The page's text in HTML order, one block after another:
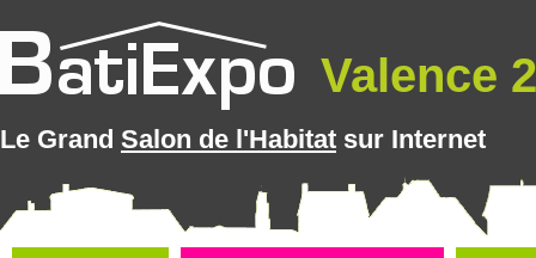
Valence
Le Grand Salon de l'Habitat sur Internet